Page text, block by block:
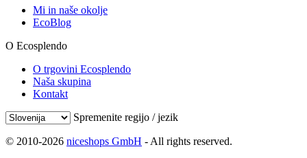
Mi in naše okolje
EcoBlog
O Ecosplendo
O trgovini Ecosplendo
Naša skupina
Kontakt
Spremenite regijo / jezik
© 2010-2026 niceshops GmbH - All rights reserved.